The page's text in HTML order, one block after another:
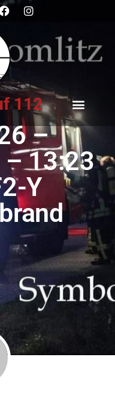
112
–
13:23
Y